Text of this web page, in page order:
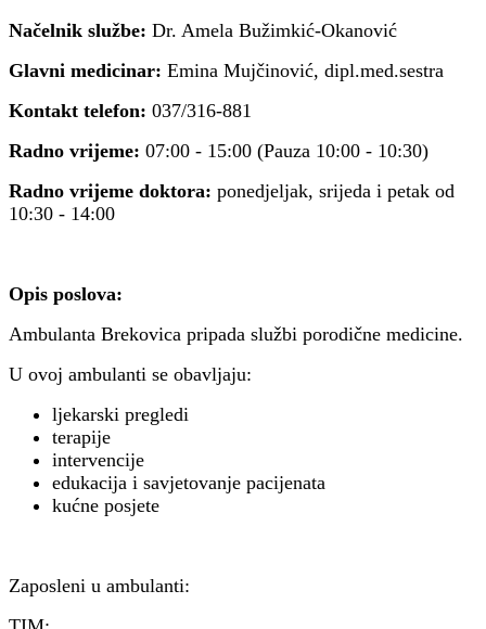
Načelnik službe: Dr. Amela Bužimkić-Okanović
Glavni medicinar: Emina Mujčinović, dipl.med.sestra
Kontakt telefon: 037/316-881
Radno vrijeme: 07:00 - 15:00 (Pauza 10:00 - 10:30)
Radno vrijeme doktora: ponedjeljak, srijeda i petak od
10:30 - 14:00
Opis poslova:
Ambulanta Brekovica pripada službi porodične medicine.
U ovoj ambulanti se obavljaju:
ljekarski pregledi
terapije
intervencije
edukacija i savjetovanje pacijenata
kućne posjete
Zaposleni u ambulanti: